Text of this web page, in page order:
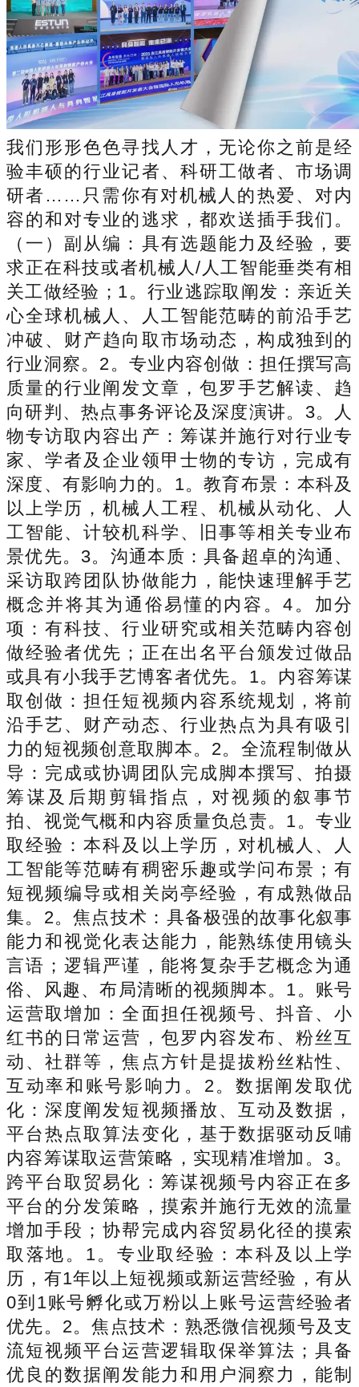
我们形形色色寻找人才，无论你之前是经
验丰硕的行业记者、科研工做者、市场调
研者……只需你有对机械人的热爱、对内
容的和对专业的逃求，都欢送插手我们。
（一）副从编：具有选题能力及经验，要
求正在科技或者机械人/人工智能垂类有相
关工做经验；1。行业逃踪取阐发：亲近关
心全球机械人、人工智能范畴的前沿手艺
冲破、财产趋向取市场动态，构成独到的
行业洞察。2。专业内容创做：担任撰写高
质量的行业阐发文章，包罗手艺解读、趋
向研判、热点事务评论及深度演讲。3。人
物专访取内容出产：筹谋并施行对行业专
家、学者及企业领甲士物的专访，完成有
深度、有影响力的。1。教育布景：本科及
以上学历，机械人工程、机械从动化、人
工智能、计较机科学、旧事等相关专业布
景优先。3。沟通本质：具备超卓的沟通、
采访取跨团队协做能力，能快速理解手艺
概念并将其为通俗易懂的内容。4。加分
项：有科技、行业研究或相关范畴内容创
做经验者优先；正在出名平台颁发过做品
或具有小我手艺博客者优先。1。内容筹谋
取创做：担任短视频内容系统规划，将前
沿手艺、财产动态、行业热点为具有吸引
力的短视频创意取脚本。2。全流程制做从
导：完成或协调团队完成脚本撰写、拍摄
筹谋及后期剪辑指点，对视频的叙事节
拍、视觉气概和内容质量负总责。1。专业
取经验：本科及以上学历，对机械人、人
工智能等范畴有稠密乐趣或学问布景；有
短视频编导或相关岗亭经验，有成熟做品
集。2。焦点技术：具备极强的故事化叙事
能力和视觉化表达能力，能熟练使用镜头
言语；逻辑严谨，能将复杂手艺概念为通
俗、风趣、布局清晰的视频脚本。1。账号
运营取增加：全面担任视频号、抖音、小
红书的日常运营，包罗内容发布、粉丝互
动、社群等，焦点方针是提拔粉丝粘性、
互动率和账号影响力。2。数据阐发取优
化：深度阐发短视频播放、互动及数据，
平台热点取算法变化，基于数据驱动反哺
内容筹谋取运营策略，实现精准增加。3。
跨平台取贸易化：筹谋视频号内容正在多
平台的分发策略，摸索并施行无效的流量
增加手段；协帮完成内容贸易化径的摸索
取落地。1。专业取经验：本科及以上学
历，有1年以上短视频或新运营经验，有从
0到1账号孵化或万粉以上账号运营经验者
优先。2。焦点技术：熟悉微信视频号及支
流短视频平台运营逻辑取保举算法；具备
优良的数据阐发能力和用户洞察力，能制